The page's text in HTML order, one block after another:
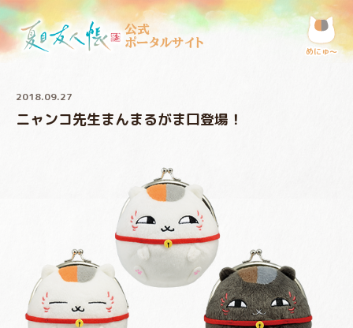
公式
ポータルサイト
めにゅ〜
2018.09.27
ニャンコ先生まんまるがま口登場！